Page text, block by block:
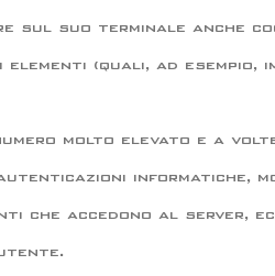
suo terminale anche
(quali, ad esempio,
molto elevato e a
informatiche,
che accedono al server,